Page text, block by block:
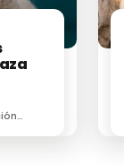
donde se